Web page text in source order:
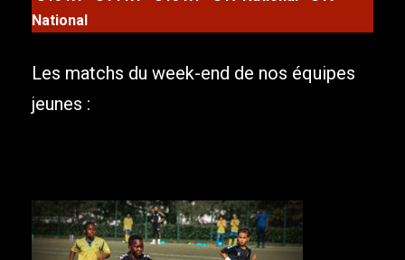
National
Les matchs du week-end de nos équipes
jeunes :